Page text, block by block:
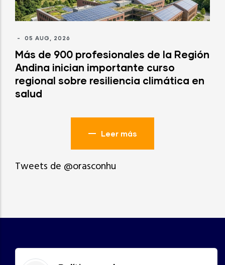
- 05 AUG, 2026
Más de 900 profesionales de la Región
Andina inician importante curso
regional sobre resiliencia climática en
salud
Leer más
Tweets de @orasconhu